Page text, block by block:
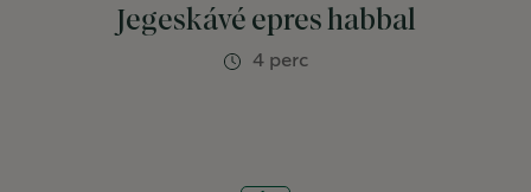
Jegeskávé epres habbal
4 perc